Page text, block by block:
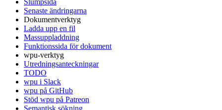
Slumpsida
Senaste ändringarna
Dokumentverktyg
Ladda upp en fil
Massuppladdning
Funktionssida för dokument
wpu-verktyg
Utredningsanteckningar
TODO
wpu i Slack
wpu på GitHub
Stöd wpu på Patreon
Semantisk sökning